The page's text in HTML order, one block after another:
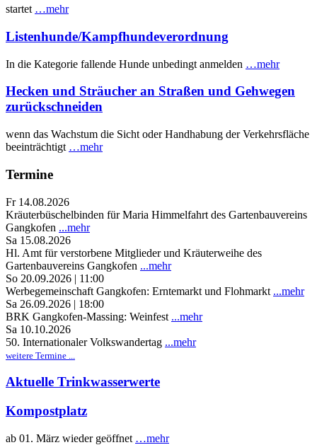
startet …mehr
Listenhunde/Kampfhundeverordnung
In die Kategorie fallende Hunde unbedingt anmelden …mehr
Hecken und Sträucher an Straßen und Gehwegen
zurückschneiden
wenn das Wachstum die Sicht oder Handhabung der Verkehrsfläche
beeinträchtigt …mehr
Termine
Fr 14.08.2026
Kräuterbüschelbinden für Maria Himmelfahrt des Gartenbauvereins
Gangkofen ...mehr
Sa 15.08.2026
Hl. Amt für verstorbene Mitglieder und Kräuterweihe des
Gartenbauvereins Gangkofen ...mehr
So 20.09.2026 | 11:00
Werbegemeinschaft Gangkofen: Erntemarkt und Flohmarkt ...mehr
Sa 26.09.2026 | 18:00
BRK Gangkofen-Massing: Weinfest ...mehr
Sa 10.10.2026
50. Internationaler Volkswandertag ...mehr
weitere Termine ...
Aktuelle Trinkwasserwerte
Kompostplatz
ab 01. März wieder geöffnet …mehr